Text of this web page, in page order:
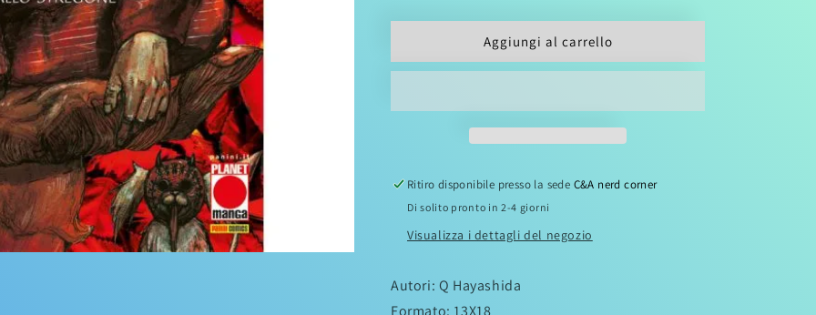
Aggiungi al carrello
Ritiro disponibile presso la sede C&A nerd corner
Di solito pronto in 2-4 giorni
Visualizza i dettagli del negozio
Autori: Q Hayashida
Formato: 13X18